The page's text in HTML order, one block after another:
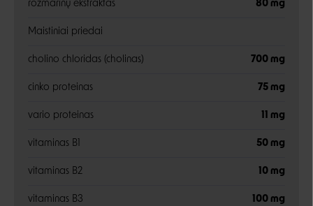
rozmarinų ekstraktas 80 mg
Maistiniai priedai
cholino chloridas (cholinas) 700 mg
cinko proteinas 75 mg
vario proteinas 11 mg
vitaminas B1 50 mg
vitaminas B2 10 mg
vitaminas B3 100 mg